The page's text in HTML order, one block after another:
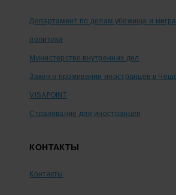
Департамент по делам убежища и
политики
Министерство внутренних дел
Закон о проживании иностранцев в
VISAPOINT
Страхование для иностранцев
КОНТАКТЫ
Контакты